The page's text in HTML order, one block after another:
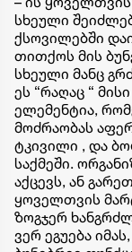
სხეული
ქსოვილებში
თითქოს მის
სხეული მანც
ეს “რაღაც “
ელემენტია,
მოძრაობას
ტკივილი , და
საქმეში.
აქცევს, ან
ყოველთვის
ზოგჯერ
ვერ ეგუება